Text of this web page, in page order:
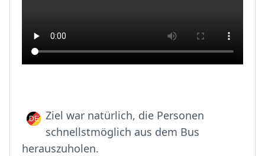
Ziel war natürlich, die Personen
schnellstmöglich aus dem Bus
herauszuholen.